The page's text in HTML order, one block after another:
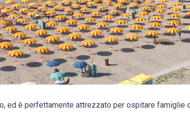
ed è perfettamente attrezzato per ospitare famiglie